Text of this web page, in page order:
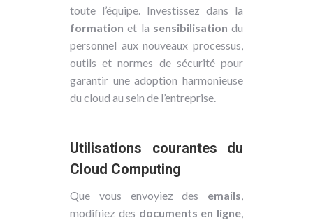
toute l’équipe. Investissez dans la
formation et la sensibilisation du
personnel aux nouveaux processus,
outils et normes de sécurité pour
garantir une adoption harmonieuse
du cloud au sein de l’entreprise.
Utilisations courantes du
Cloud Computing
Que vous envoyiez des emails,
modifiiez des documents en ligne,